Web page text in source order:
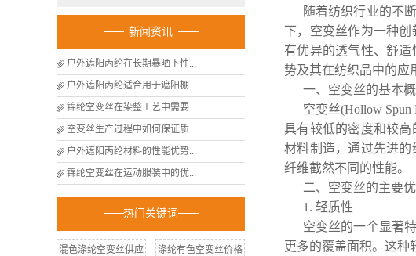
新闻资讯
户外遮阳丙纶在长期暴晒下性...
户外遮阳丙纶适合用于遮阳棚...
锦纶空变丝在染整工艺中需要...
空变丝生产过程中如何保证质...
户外遮阳丙纶材料的性能优势...
锦纶空变丝在运动服装中的优...
热门关键词
混色涤纶空变丝供应 涤纶有色空变丝价格
随着纺织行业的不
下，空变丝作为一种
有优异的透气性、舒
势及其在纺织品中的应
一、空变丝的基本
空变丝(Hollow
具有较低的密度和较
材料制造，通过先进
纤维截然不同的性能。
二、空变丝的主要
1. 轻质性
空变丝的一个显著
更多的覆盖面积。这种